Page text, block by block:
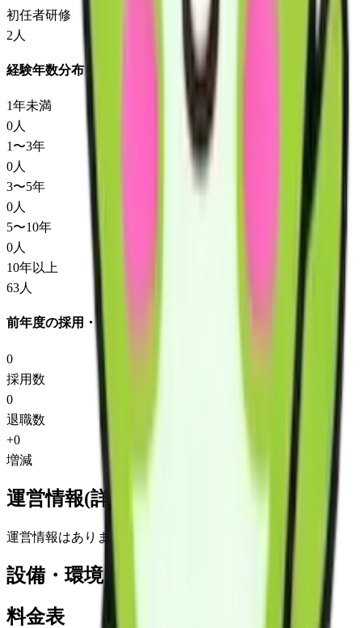
初任者研修
2 人
経験年数分布
1年未満
0人
1〜3年
0人
3〜5年
0人
5〜10年
0人
10年以上
63人
前年度の採用・退職
0
採用数
0
退職数
+0
増減
運営情報(詳細)
運営情報はありません
設備・環境
料金表